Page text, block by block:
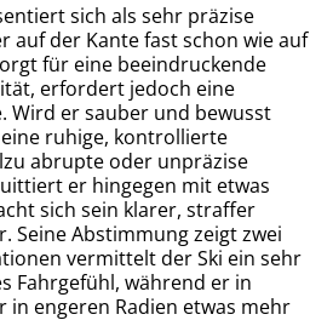
sich als sehr präzise
auf der Kante fast schon wie auf
für eine beeindruckende
erfordert jedoch eine
Wird er sauber und bewusst
ruhige, kontrollierte
abrupte oder unpräzise
er hingegen mit etwas
sich sein klarer, straffer
Seine Abstimmung zeigt zwei
vermittelt der Ski ein sehr
Fahrgefühl, während er in
in engeren Radien etwas mehr